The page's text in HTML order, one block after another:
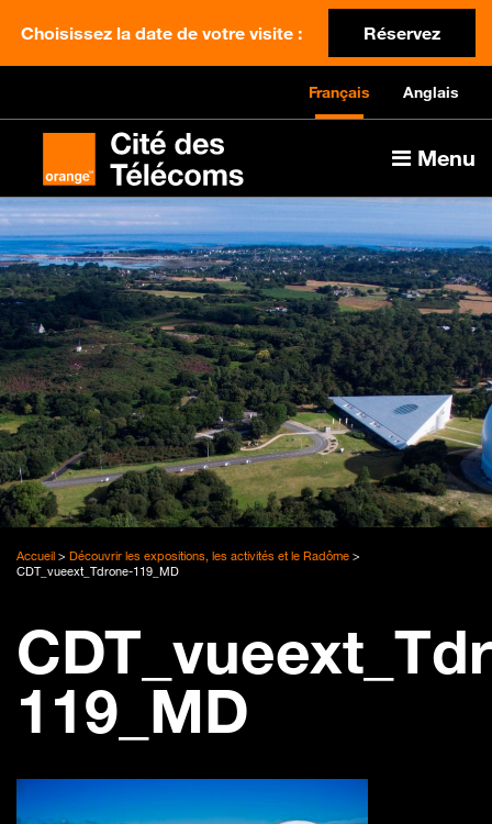
Choisissez la date de votre visite : Réservez
Français Anglais
Menu
Accueil > Découvrir les expositions, les activités et le Radôme >
CDT_vueext_Tdrone-119_MD
119_MD